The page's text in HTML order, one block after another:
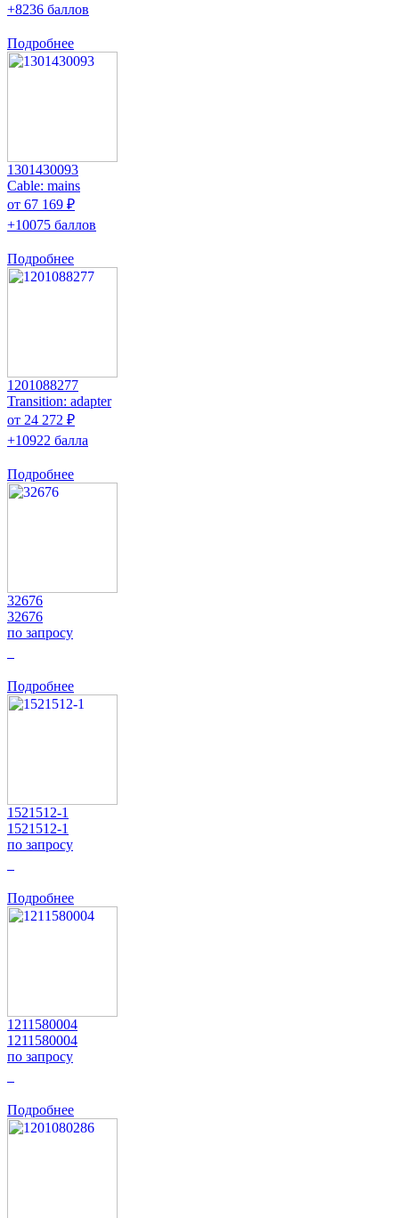
+8236 баллов
Подробнее
1301430093
Cable: mains
от 67 169 ₽
+10075 баллов
Подробнее
1201088277
Transition: adapter
от 24 272 ₽
+10922 балла
Подробнее
32676
32676
по запросу
Подробнее
1521512-1
1521512-1
по запросу
Подробнее
1211580004
1211580004
по запросу
Подробнее